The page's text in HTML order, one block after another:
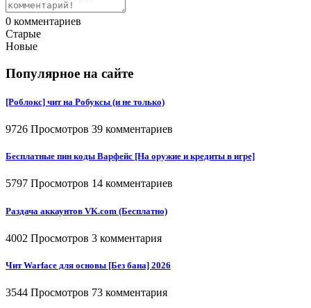
0 комментариев
Старые
Новые
Популярное на сайте
[Роблокс] чит на Робуксы (и не только)
9726 Просмотров 39 комментариев
Бесплатные пин коды Варфейс [На оружие и кредиты в игре]
5797 Просмотров 14 комментариев
Раздача аккаунтов VK.com (Бесплатно)
4002 Просмотров 3 комментария
Чит Warface для основы [Без бана] 2026
3544 Просмотров 73 комментария